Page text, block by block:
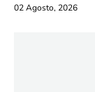
02 Agosto, 2026